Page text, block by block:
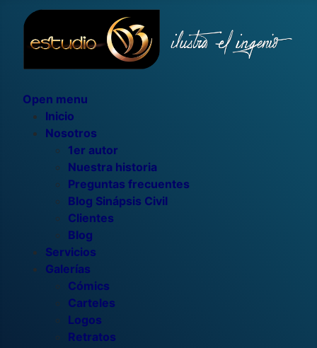
Open menu
Inicio
Nosotros
1er autor
Nuestra historia
Preguntas frecuentes
Blog Sinápsis Civil
Clientes
Blog
Servicios
Galerías
Cómics
Carteles
Logos
Retratos